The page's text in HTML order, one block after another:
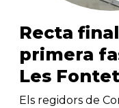
Recta
primera
Les
Els regidors de